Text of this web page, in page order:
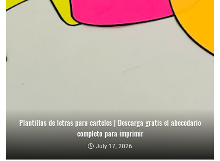
Plantillas de letras para carteles | Descarga gratis el abecedario
completo para imprimir
July 17, 2026